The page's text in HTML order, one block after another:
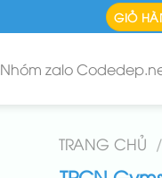
GIỎ
Nhóm zalo
TRANG CHỦ /